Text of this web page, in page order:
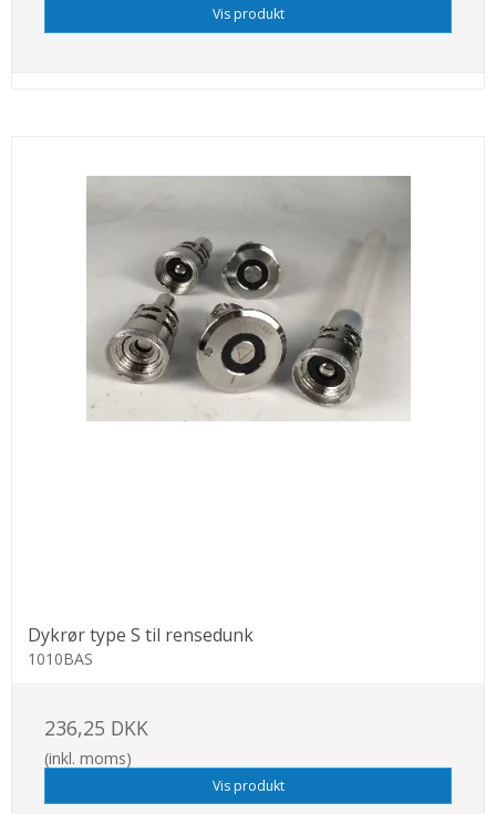
Vis produkt
Dykrør type S til rensedunk
1010BAS
236,25 DKK
(inkl. moms)
Vis produkt